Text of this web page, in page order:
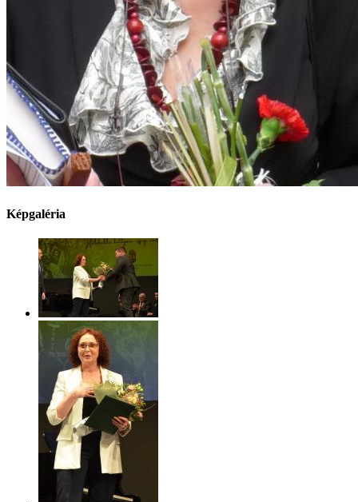
Képgaléria